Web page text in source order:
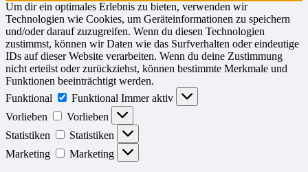
Um dir ein optimales Erlebnis zu bieten, verwenden wir
Technologien wie Cookies, um Geräteinformationen zu speichern
und/oder darauf zuzugreifen. Wenn du diesen Technologien
zustimmst, können wir Daten wie das Surfverhalten oder eindeutige
IDs auf dieser Website verarbeiten. Wenn du deine Zustimmung
nicht erteilst oder zurückziehst, können bestimmte Merkmale und
Funktionen beeinträchtigt werden.
Funktional
Funktional Immer aktiv
Vorlieben
Vorlieben
Statistiken
Statistiken
Marketing
Marketing